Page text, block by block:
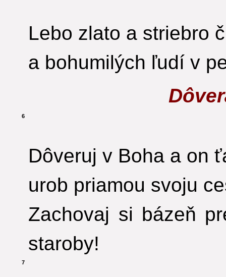
Lebo zlato a striebro
a bohumilých ľudí v
6
Dôveruj v Boha a on
urob priamou svoju
Zachovaj si bázeň
staroby!
7